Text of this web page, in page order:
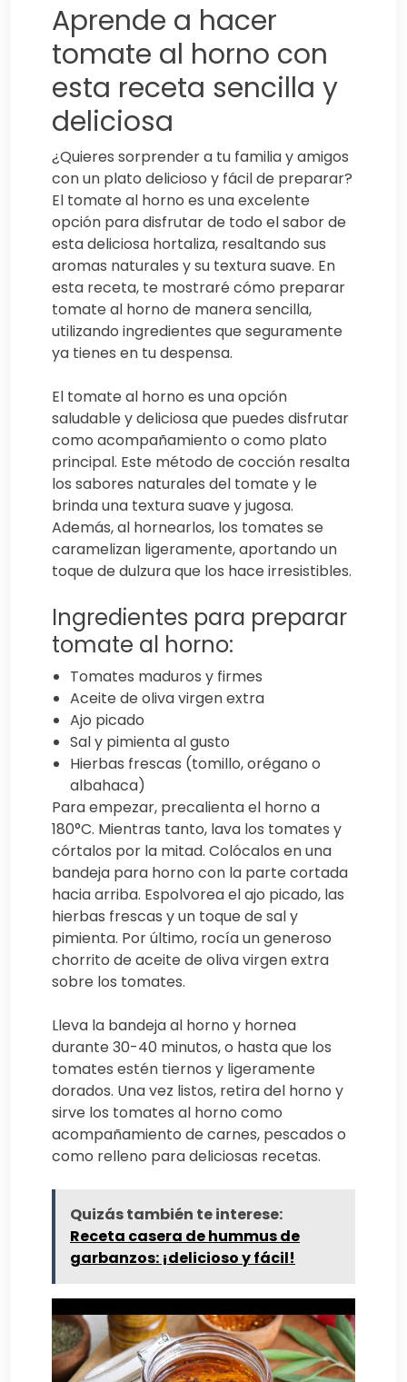
Aprende a hacer
tomate al horno con
esta receta sencilla y
deliciosa
¿Quieres sorprender a tu familia y amigos
con un plato delicioso y fácil de preparar?
El tomate al horno es una excelente
opción para disfrutar de todo el sabor de
esta deliciosa hortaliza, resaltando sus
aromas naturales y su textura suave. En
esta receta, te mostraré cómo preparar
tomate al horno de manera sencilla,
utilizando ingredientes que seguramente
ya tienes en tu despensa.
El tomate al horno es una opción
saludable y deliciosa que puedes disfrutar
como acompañamiento o como plato
principal. Este método de cocción resalta
los sabores naturales del tomate y le
brinda una textura suave y jugosa.
Además, al hornearlos, los tomates se
caramelizan ligeramente, aportando un
toque de dulzura que los hace irresistibles.
Ingredientes para preparar
tomate al horno:
Tomates maduros y firmes
Aceite de oliva virgen extra
Ajo picado
Sal y pimienta al gusto
Hierbas frescas (tomillo, orégano o
albahaca)
Para empezar, precalienta el horno a
180°C. Mientras tanto, lava los tomates y
córtalos por la mitad. Colócalos en una
bandeja para horno con la parte cortada
hacia arriba. Espolvorea el ajo picado, las
hierbas frescas y un toque de sal y
pimienta. Por último, rocía un generoso
chorrito de aceite de oliva virgen extra
sobre los tomates.
Lleva la bandeja al horno y hornea
durante 30-40 minutos, o hasta que los
tomates estén tiernos y ligeramente
dorados. Una vez listos, retira del horno y
sirve los tomates al horno como
acompañamiento de carnes, pescados o
como relleno para deliciosas recetas.
Quizás también te interese:
Receta casera de hummus de
garbanzos: ¡delicioso y fácil!